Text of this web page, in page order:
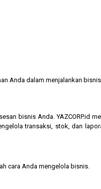
Anda dalam menjalankan
bisnis Anda. YAZCORP.id
transaksi, stok, dan
cara Anda mengelola bisnis.